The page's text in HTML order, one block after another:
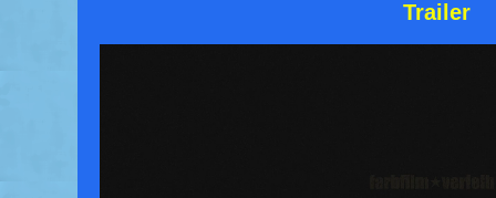
Trailer